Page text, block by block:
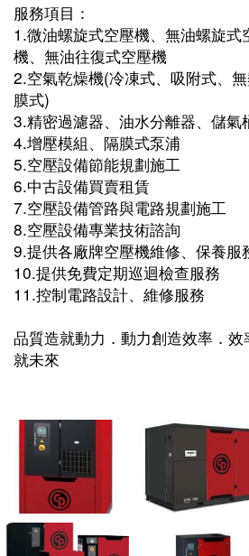
服務項目：
1.微油螺旋式空壓機、無油螺旋式
機、無油往復式空壓機
2.空氣乾燥機(冷凍式、吸附式、
膜式)
3.精密過濾器、油水分離器、儲氣
4.增壓模組、隔膜式泵浦
5.空壓設備節能規劃施工
6.中古設備買賣租賃
7.空壓設備管路與電路規劃施工
8.空壓設備專業技術諮詢
9.提供各廠牌空壓機維修、保養服
10.提供免費定期巡迴檢查服務
11.控制電路設計、維修服務
品質造就動力．動力創造效率．
就未來